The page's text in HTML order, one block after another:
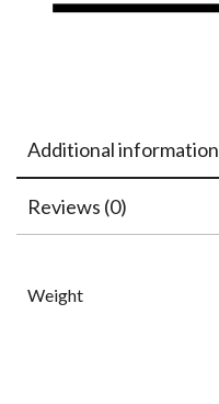
Additional information
Reviews (0)
Weight